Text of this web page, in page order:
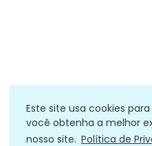
Este site usa cookies
você obtenha a melhor
nosso site. Política de